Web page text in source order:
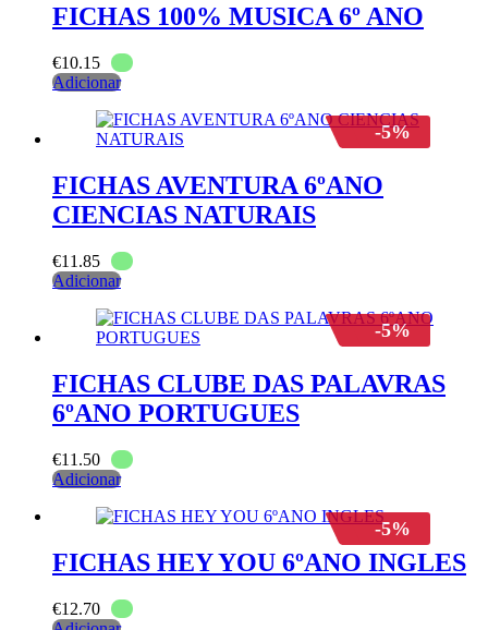
FICHAS 100% MUSICA 6º ANO
€10.15
Adicionar
-5%
FICHAS AVENTURA 6ºANO
CIENCIAS NATURAIS
€11.85
Adicionar
-5%
FICHAS CLUBE DAS PALAVRAS
6ºANO PORTUGUES
€11.50
Adicionar
-5%
FICHAS HEY YOU 6ºANO INGLES
€12.70